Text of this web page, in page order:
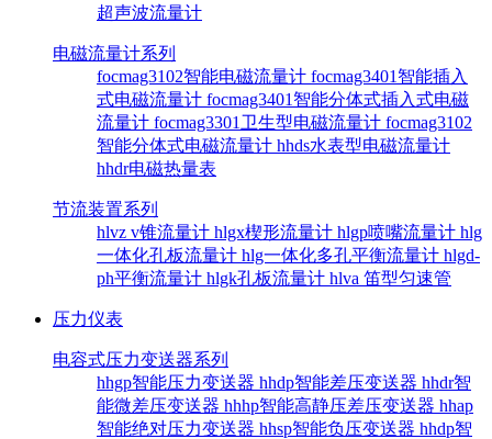
超声波流量计
电磁流量计系列
focmag3102智能电磁流量计 focmag3401智能插入
式电磁流量计 focmag3401智能分体式插入式电磁
流量计 focmag3301卫生型电磁流量计 focmag3102
智能分体式电磁流量计 hhds水表型电磁流量计
hhdr电磁热量表
节流装置系列
hlvz v锥流量计 hlgx楔形流量计 hlgp喷嘴流量计 hlg
一体化孔板流量计 hlg一体化多孔平衡流量计 hlgd-
ph平衡流量计 hlgk孔板流量计 hlva 笛型匀速管
压力仪表
电容式压力变送器系列
hhgp智能压力变送器 hhdp智能差压变送器 hhdr智
能微差压变送器 hhhp智能高静压差压变送器 hhap
智能绝对压力变送器 hhsp智能负压变送器 hhdp智